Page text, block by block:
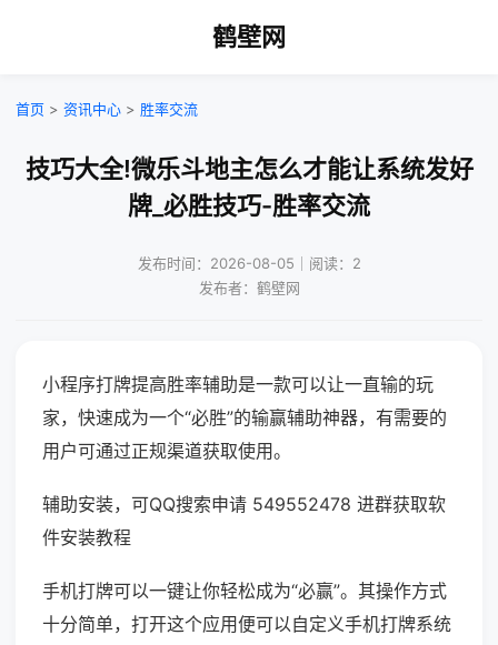
鹤壁网
首页 > 资讯中心 > 胜率交流
技巧大全!微乐斗地主怎么才能让系统发好
牌_必胜技巧-胜率交流
发布时间：2026-08-05｜阅读：2
发布者：鹤壁网
小程序打牌提高胜率辅助是一款可以让一直输的玩
家，快速成为一个“必胜”的输赢辅助神器，有需要的
用户可通过正规渠道获取使用。
辅助安装，可QQ搜索申请 549552478 进群获取软
件安装教程
手机打牌可以一键让你轻松成为“必赢”。其操作方式
十分简单，打开这个应用便可以自定义手机打牌系统